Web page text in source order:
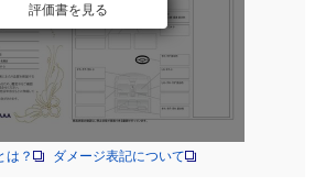
評価書を見る
は？ ダメージ表記について